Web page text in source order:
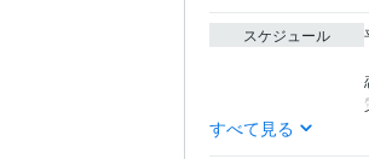
スケジュール
すべて見る